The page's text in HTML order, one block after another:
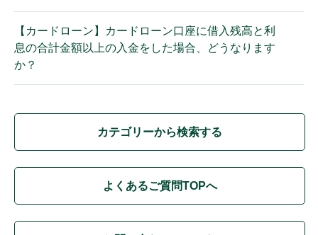
【カードローン】カードローン口座に借入残高と利
息の合計金額以上の入金をした場合、どうなります
か？
カテゴリーから検索する
よくあるご質問TOPへ